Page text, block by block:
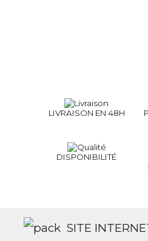
LIVRAISON EN 48H
DISPONIBILITÉ
SITE